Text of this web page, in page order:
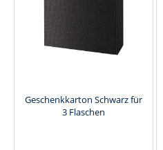
Geschenkkarton Schwarz für
3 Flaschen